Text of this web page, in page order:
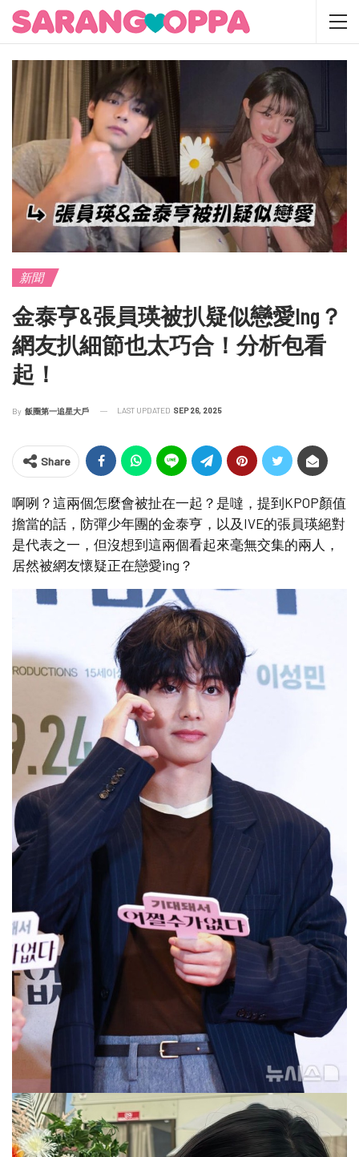
新聞
金泰亨&張員瑛被扒疑似戀愛ing？
網友扒細節也太巧合！分析包看
起！
By 飯圈第一追星大戶 LAST UPDATED SEP 26, 2025
Share
啊咧？這兩個怎麼會被扯在一起？是噠，提到KPOP顏值
擔當的話，防彈少年團的金泰亨，以及IVE的張員瑛絕對
是代表之一，但沒想到這兩個看起來毫無交集的兩人，
居然被網友懷疑正在戀愛ing？